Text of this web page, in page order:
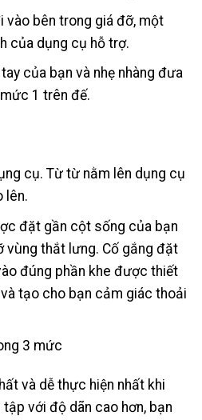
vào bên trong giá đỡ, một
của dụng cụ hỗ trợ.
của bạn và nhẹ nhàng đưa
1 trên đế.
cụ. Từ từ nằm lên dụng cụ
lên.
đặt gần cột sống của bạn
vùng thắt lưng. Cố gắng đặt
đúng phần khe được thiết
tạo cho bạn cảm giác thoải
3 mức
và dễ thực hiện nhất khi
với độ dãn cao hơn, bạn